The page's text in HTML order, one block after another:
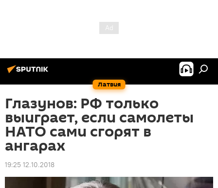
Латвия
Глазунов: РФ только
выиграет, если самолеты
НАТО сами сгорят в
ангарах
19:25 12.10.2018